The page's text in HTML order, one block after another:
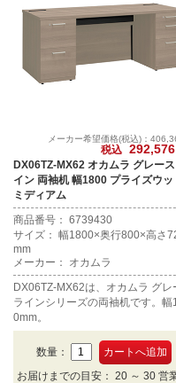
メーカー希望価格(税込)：
税込 292,576
DX06TZ-MX62 オカムラ グレー
イン 両袖机 幅1800 プライズウッ
ミディアム
商品番号： 6739430
サイズ： 幅1800×奥行800×高さ
mm
メーカー： オカムラ
DX06TZ-MX62は、オカムラ グレ
ラインシリーズの両袖机です。幅
0mm。
数量：
お届けまでの目安： 20 ～ 30 営